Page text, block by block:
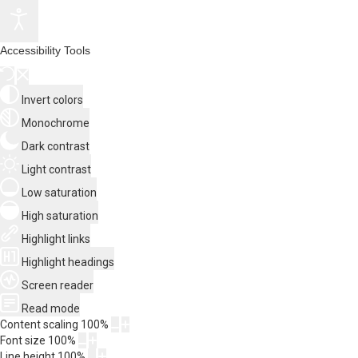
Accessibility Tools
Invert colors
Monochrome
Dark contrast
Light contrast
Low saturation
High saturation
Highlight links
Highlight headings
Screen reader
Read mode
Content scaling 100%
Font size 100%